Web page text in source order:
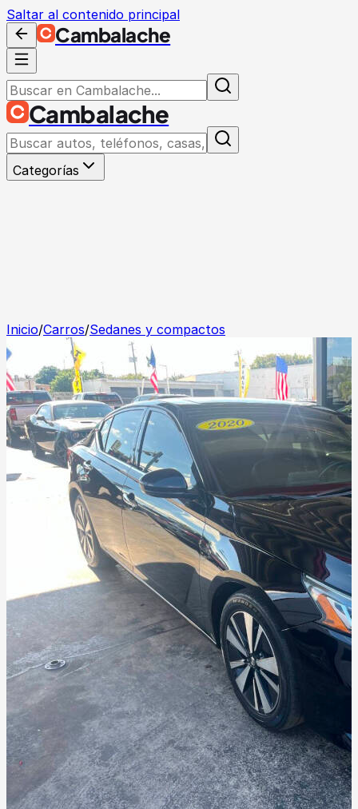
Saltar al contenido principal
Cambalache
Cambalache
Categorías
Inicio/Carros/Sedanes y compactos